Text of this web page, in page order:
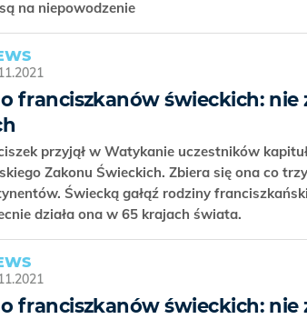
na niepowodzenie
franciszkanów świeckich: nie
przyjął w Watykanie uczestników
Zakonu Świeckich. Zbiera się ona co
Świecką gałąź rodziny
działa ona w 65 krajach świata.
franciszkanów świeckich: nie